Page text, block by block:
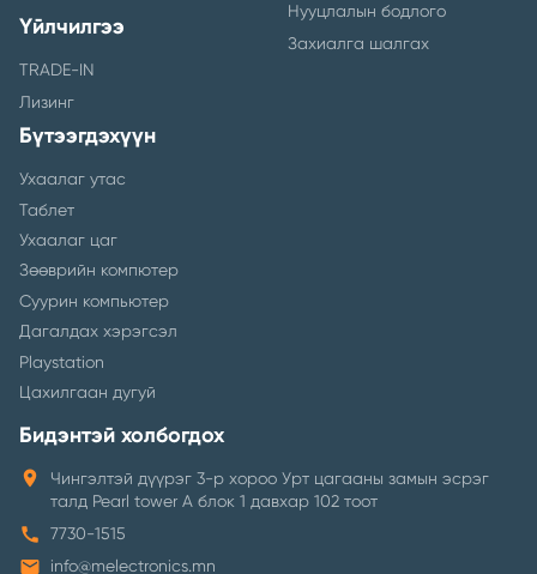
Үйлчилгээ
TRADE-IN
Лизинг
Нууцлалын бодлого
Захиалга шалгах
Бүтээгдэхүүн
Ухаалаг утас
Таблет
Ухаалаг цаг
Зөөврийн компютер
Суурин компьютер
Дагалдах хэрэгсэл
Playstation
Цахилгаан дугуй
Бидэнтэй холбогдох
location_on
Чингэлтэй дүүрэг 3-р хороо Урт цагааны замын эсрэг
талд Pearl tower A блок 1 давхар 102 тоот
call 7730-1515
email info@melectronics.mn